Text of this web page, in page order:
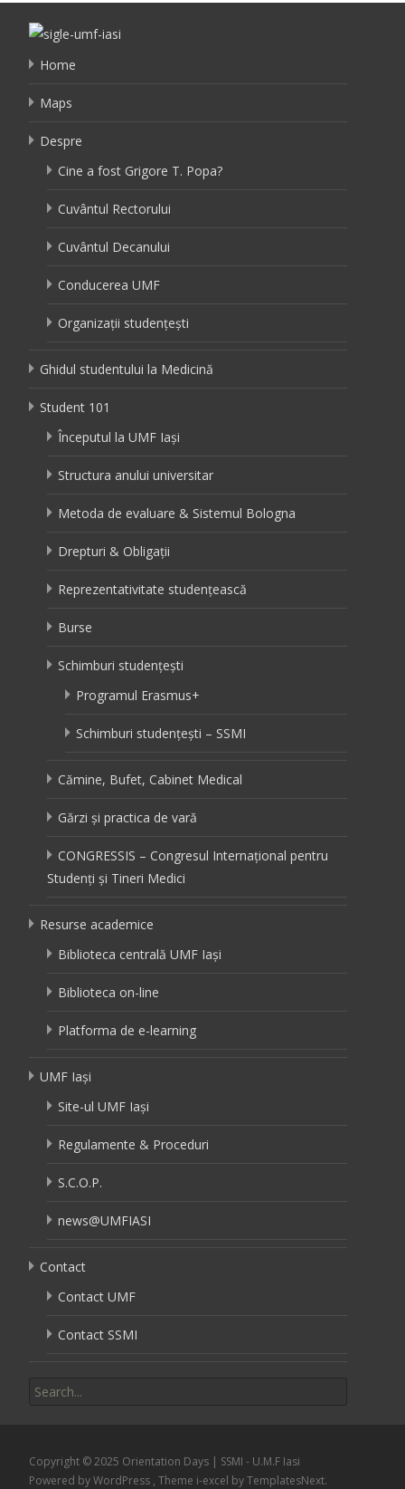
Home
Maps
Despre
Cine a fost Grigore T. Popa?
Cuvântul Rectorului
Cuvântul Decanului
Conducerea UMF
Organizații studențești
Ghidul studentului la Medicină
Student 101
Începutul la UMF Iași
Structura anului universitar
Metoda de evaluare & Sistemul Bologna
Drepturi & Obligații
Reprezentativitate studențească
Burse
Schimburi studențești
Programul Erasmus+
Schimburi studențești – SSMI
Cămine, Bufet, Cabinet Medical
Gărzi și practica de vară
CONGRESSIS – Congresul Internațional pentru
Studenți și Tineri Medici
Resurse academice
Biblioteca centrală UMF Iași
Biblioteca on-line
Platforma de e-learning
UMF Iași
Site-ul UMF Iași
Regulamente & Proceduri
S.C.O.P.
news@UMFIASI
Contact
Contact UMF
Contact SSMI
Copyright © 2025 Orientation Days | SSMI - U.M.F Iasi
Powered by WordPress , Theme i-excel by TemplatesNext.